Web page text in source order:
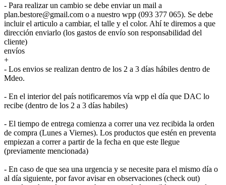
- Para realizar un cambio se debe enviar un mail a
plan.bestore@gmail.com o a nuestro wpp (093 377 065). Se debe
incluir el articulo a cambiar, el talle y el color. Ahí te diremos a que
dirección enviarlo (los gastos de envío son responsabilidad del
cliente)
envíos
+
- Los envios se realizan dentro de los 2 a 3 días hábiles dentro de
Mdeo.
- En el interior del país notificaremos vía wpp el día que DAC lo
recibe (dentro de los 2 a 3 días habiles)
- El tiempo de entrega comienza a correr una vez recibida la orden
de compra (Lunes a Viernes). Los productos que estén en preventa
empiezan a correr a partir de la fecha en que este llegue
(previamente mencionada)
- En caso de que sea una urgencia y se necesite para el mismo día o
al día siguiente, por favor avisar en observaciones (check out)